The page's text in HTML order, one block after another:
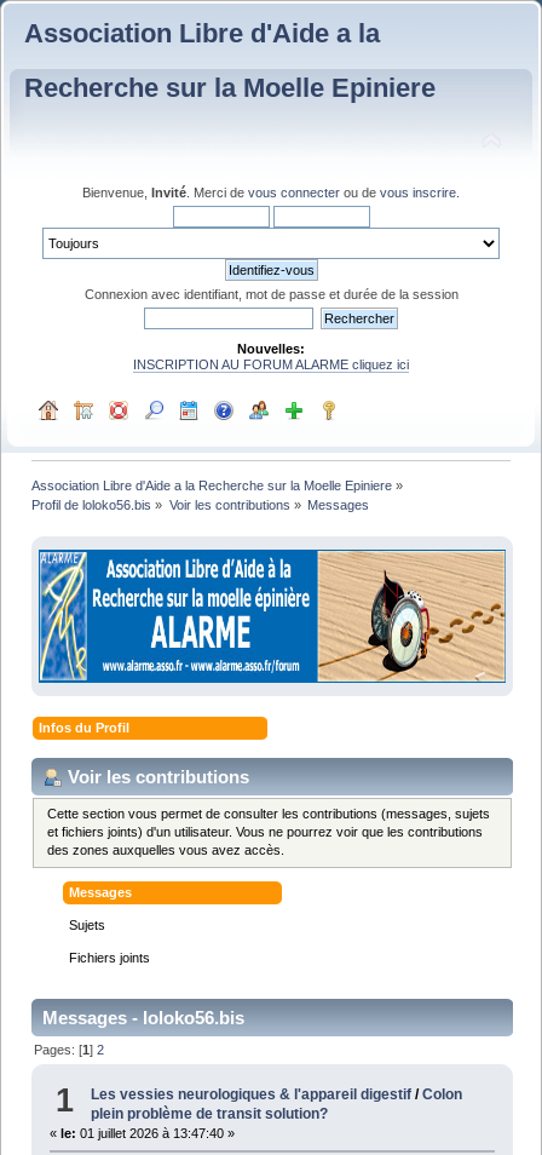
Association Libre d'Aide a la
Recherche sur la Moelle Epiniere
Bienvenue, Invité . Merci de vous connecter ou de vous inscrire
Connexion avec identifiant, mot de passe et durée de la session
Nouvelles:
INSCRIPTION AU FORUM ALARME cliquez ici
Association Libre d'Aide a la Recherche sur la Moelle Epiniere »
Profil de loloko56.bis » Voir les contributions » Messages
Infos du Profil
Voir les contributions
Cette section vous permet de consulter les contributions (messages, sujets
et fichiers joints) d'un utilisateur. Vous ne pourrez voir que les contributions
des zones auxquelles vous avez accès.
Messages
Sujets
Fichiers joints
Messages - loloko56.bis
Pages: [1]2
1 Les vessies neurologiques & l'appareil digestif /Colon
plein problème de transit solution?
« le: 01 juillet 2026 à 13:47:40 »